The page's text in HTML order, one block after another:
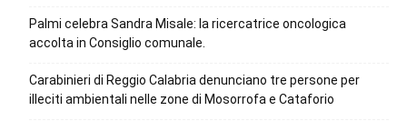
Palmi celebra Sandra Misale: la ricercatrice oncologica
accolta in Consiglio comunale.
Carabinieri di Reggio Calabria denunciano tre persone per
illeciti ambientali nelle zone di Mosorrofa e Cataforio